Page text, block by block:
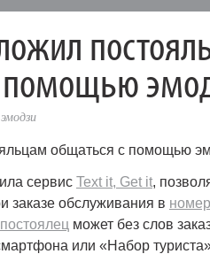
помощью
эмодзи
сервис Text it, Get it,
заказе обслуживания в
постоялец может без слов
или «Набор